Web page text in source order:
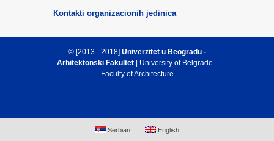
Kontakti organizacionih jedinica
© [2013 - 2018] Univerzitet u Beogradu -
Arhitektonski Fakultet | University of Belgrade -
Faculty of Architecture
Serbian English